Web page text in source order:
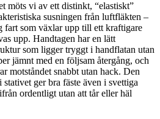
möts vi av ett distinkt, “elastiskt”
susningen från luftfläkten –
som växlar upp till ett kraftigare
upp. Handtagen har en lätt
som ligger tryggt i handflatan utan
jämnt med en följsam återgång, och
motståndet snabbt utan hack. Den
ger bra fäste även i svettiga
ordentligt utan att tår eller häl